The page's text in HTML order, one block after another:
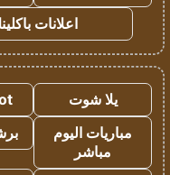
اعلانات
يلا شوت
مباريات اليوم
مباشر